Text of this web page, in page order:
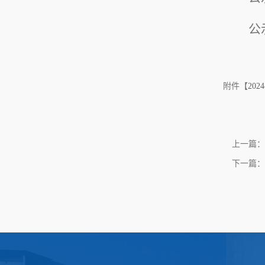
公
附件【
上一篇：
下一篇：